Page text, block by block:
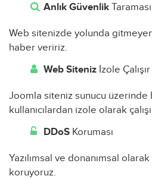
Anlık Güvenlik Taraması
Web sitenizde yolunda
haber veririz.
Web Siteniz İzole Çalışır
Joomla siteniz sunucu üzerinde
kullanıcılardan izole olarak
DDoS Koruması
Yazılımsal ve donanımsal
koruyoruz.